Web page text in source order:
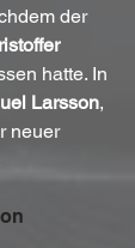
der
hatte. In
Larsson,
neuer